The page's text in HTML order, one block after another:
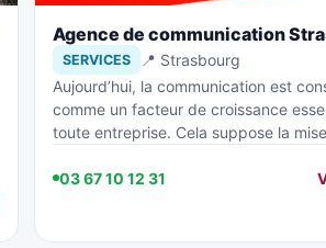
Agence de communication
SERVICES
📍 Strasbourg
Aujourd’hui, la communication est
comme un facteur de croissance
toute entreprise. Cela suppose la
03 67 10 12 31